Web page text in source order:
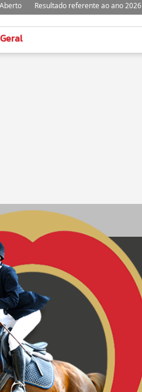
Resultado referente ao ano 2026